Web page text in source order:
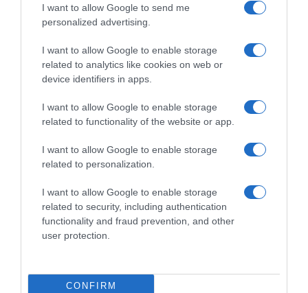
I want to allow Google to send me
personalized advertising.
I want to allow Google to enable storage
related to analytics like cookies on web or
device identifiers in apps.
I want to allow Google to enable storage
related to functionality of the website or app.
I want to allow Google to enable storage
related to personalization.
I want to allow Google to enable storage
related to security, including authentication
functionality and fraud prevention, and other
user protection.
CONFIRM
Επιστρέφει η καλοκαιρία στο μεγαλύτερο
μέρος της χώρας την Τρίτη – Πού θα
βρέξει
Προσθήκη ως προτεινόμενη
πηγή στην Google
και μάθετε πρώτοι όλες τις ειδήσεις
Share